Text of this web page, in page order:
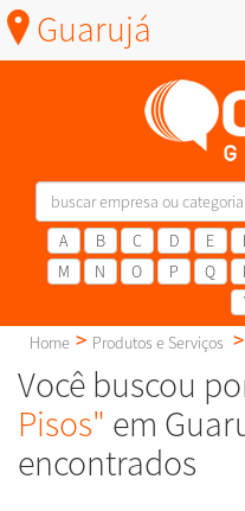
Guarujá
A B C D E
M
N O P Q
Home
Produtos e Serviços
Você buscou
Pisos" em
encontrados